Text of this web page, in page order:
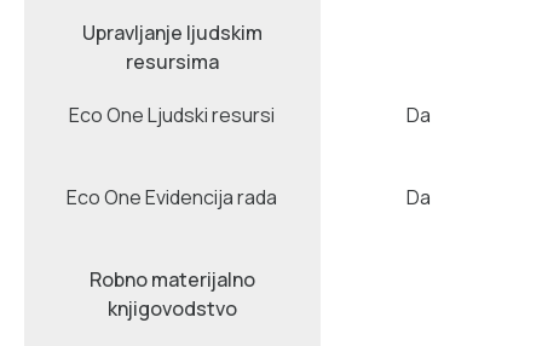
Upravljanje ljudskim
resursima
Eco One Ljudski resursi
Eco One Evidencija rada
Robno materijalno
knjigovodstvo
Da
Da